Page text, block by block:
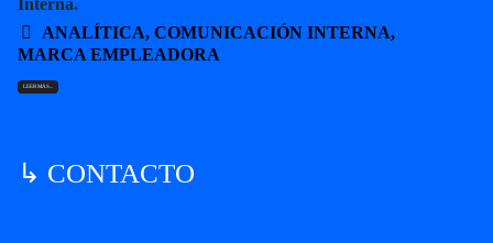
Interna.
ANALÍTICA, COMUNICACIÓN INTERNA,
MARCA EMPLEADORA
LEER MÁS...
↳ CONTACTO